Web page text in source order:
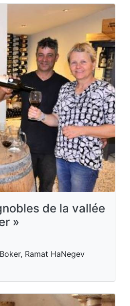
de la vallée
»
Ramat HaNegev